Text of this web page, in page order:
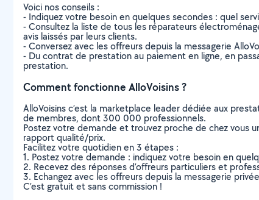
Voici nos conseils :
- Indiquez votre besoin en quelques secondes : quel
- Consultez la liste de tous les réparateurs
avis laissés par leurs clients.
- Conversez avec les offreurs depuis la messagerie
- Du contrat de prestation au paiement en ligne, en
prestation.
Comment fonctionne AlloVoisins ?
AlloVoisins c’est la marketplace leader dédiée aux
de membres, dont 300 000 professionnels.
Postez votre demande et trouvez proche de chez vous
rapport qualité/prix.
Facilitez votre quotidien en 3 étapes :
1. Postez votre demande : indiquez votre besoin en
2. Recevez des réponses d’offreurs particuliers et
3. Echangez avec les offreurs depuis la messagerie
C’est gratuit et sans commission !